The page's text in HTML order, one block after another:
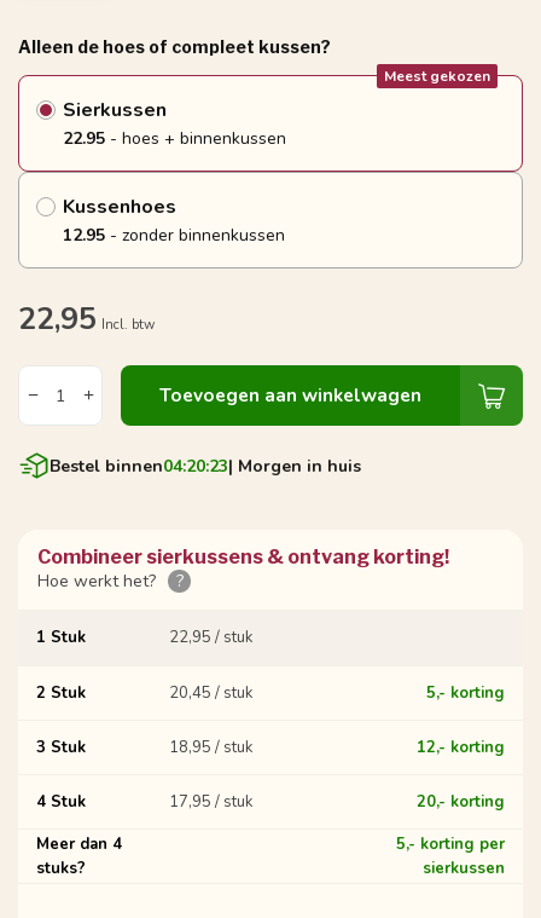
Alleen de hoes of compleet kussen?
Sierkussen
Meest gekozen
22.95 - hoes + binnenkussen
Kussenhoes
12.95 - zonder binnenkussen
22,95 Incl. btw
Toevoegen aan winkelwagen
Bestel binnen04:20:22| Morgen in huis
Combineer sierkussens & ontvang korting!
Hoe werkt het?
?
1 Stuk 22,95 / stuk
2 Stuk 20,45 / stuk 5,- korting
3 Stuk 18,95 / stuk 12,- korting
4 Stuk 17,95 / stuk
20,- korting
Meer dan 4
stuks?
5,- korting per
sierkussen